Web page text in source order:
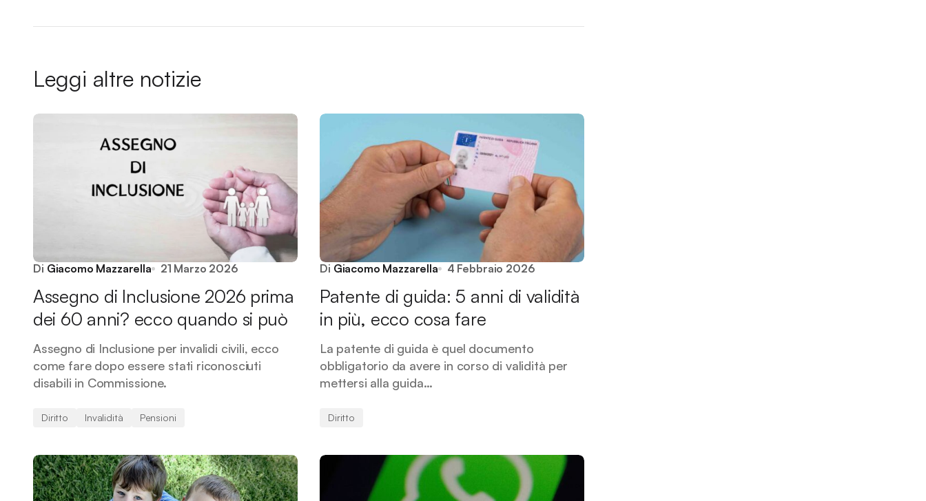
Leggi altre notizie
Di Giacomo Mazzarella 21 Marzo 2026
Assegno di Inclusione 2026 prima
dei 60 anni? ecco quando si può
Assegno di Inclusione per invalidi civili, ecco
come fare dopo essere stati riconosciuti
disabili in Commissione.
Diritto Invalidità Pensioni
Di Giacomo Mazzarella 4 Febbraio 2026
Patente di guida: 5 anni di validità
in più, ecco cosa fare
La patente di guida è quel documento
obbligatorio da avere in corso di validità per
mettersi alla guida…
Diritto